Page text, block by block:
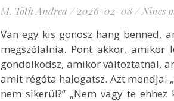
M. Tóth Andrea / 2026-02-08/ Nincs
Van egy kis gonosz hang benned,
megszólalnia. Pont akkor, amikor
gondolkodsz, amikor változtatnál,
amit régóta halogatsz. Azt mondja:
nem sikerül?” „Nem vagy te